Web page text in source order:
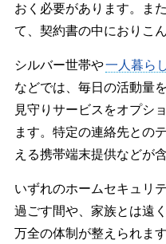
おく必要があります。ま
て、契約書の中におりこ
シルバー世帯や一人暮ら
などでは、毎日の活動量
見守りサービスをオプシ
ます。特定の連絡先との
える携帯端末提供などが
いずれのホームセキュリ
過ごす間や、家族とは遠
万全の体制が整えられます